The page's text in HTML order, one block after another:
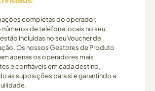
completas do operador,
números de telefone locais no seu
incluídas no seu Voucher de
Os nossos Gestores de Produto
apenas os operadores mais
e confiáveis em cada destino,
as suposições para si e garantindo a